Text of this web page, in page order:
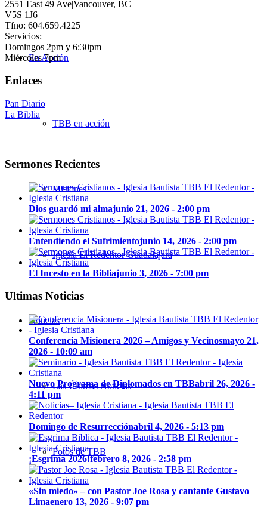
En Acción
TBB en acción
Misiones
Iglesia El Redentor Guadalajara
Noticias
Las Últimas Noticias
Fotos de TBB
2551 East 49 Ave|Vancouver, BC
V5S 1J6
Tfno: 604.659.4225
Servicios:
Domingos 2pm y 6:30pm
Miércoles 7pm
Enlaces
Pan Diario
La Biblia
Sermones Recientes
Dios guardó mi almajunio 21, 2026 - 2:00 pm
Entendiendo el Sufrimientojunio 14, 2026 - 2:00 pm
El Incesto en la Bibliajunio 3, 2026 - 7:00 pm
Ultimas Noticias
Conferencia Misionera 2026 – Amigos y Vecinosmayo 21,
2026 - 10:09 am
Nuevo Programa de Diplomados en TBBabril 26, 2026 -
4:11 pm
Domingo de Resurrecciónabril 4, 2026 - 5:13 pm
¡Esgrima 2026!febrero 8, 2026 - 2:58 pm
«Sin miedo» – con Pastor Joe Rosa y cantante Gustavo
Limaenero 13, 2026 - 9:07 pm